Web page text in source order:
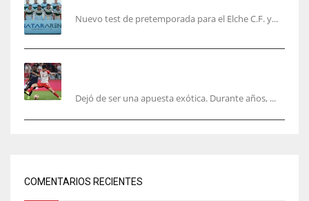
Nuevo test de pretemporada para el Elche C.F. y...
Dejó de ser una apuesta exótica. Durante años, ...
COMENTARIOS RECIENTES